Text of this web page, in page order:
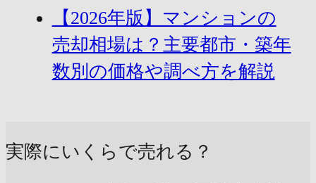
【2026年版】マンションの
売却相場は？主要都市・築年
数別の価格や調べ方を解説
実際にいくらで売れる？